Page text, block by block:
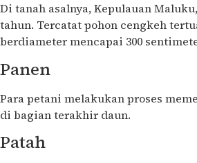
Di tanah asalnya, Kepulauan
tahun. Tercatat pohon cengkeh
berdiameter mencapai 300
Panen
Para petani melakukan proses
di bagian terakhir daun.
Patah